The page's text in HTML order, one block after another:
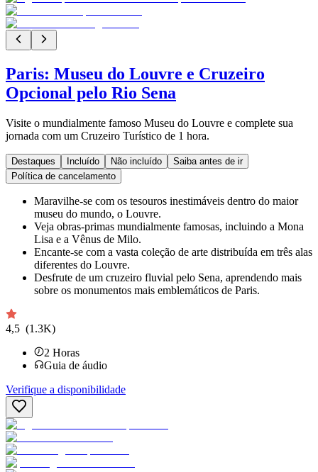
Paris: Museu do Louvre e Cruzeiro
Opcional pelo Rio Sena
Visite o mundialmente famoso Museu do Louvre e complete sua
jornada com um Cruzeiro Turístico de 1 hora.
Destaques Incluído Não incluído
Saiba antes de ir
Política de cancelamento
Maravilhe-se com os tesouros inestimáveis ​​dentro do maior
museu do mundo, o Louvre.
Veja obras-primas mundialmente famosas, incluindo a Mona
Lisa e a Vênus de Milo.
Encante-se com a vasta coleção de arte distribuída em três alas
diferentes do Louvre.
Desfrute de um cruzeiro fluvial pelo Sena, aprendendo mais
sobre os monumentos mais emblemáticos de Paris.
4,5 (1.3K)
2 Horas
Guia de áudio
Verifique a disponibilidade